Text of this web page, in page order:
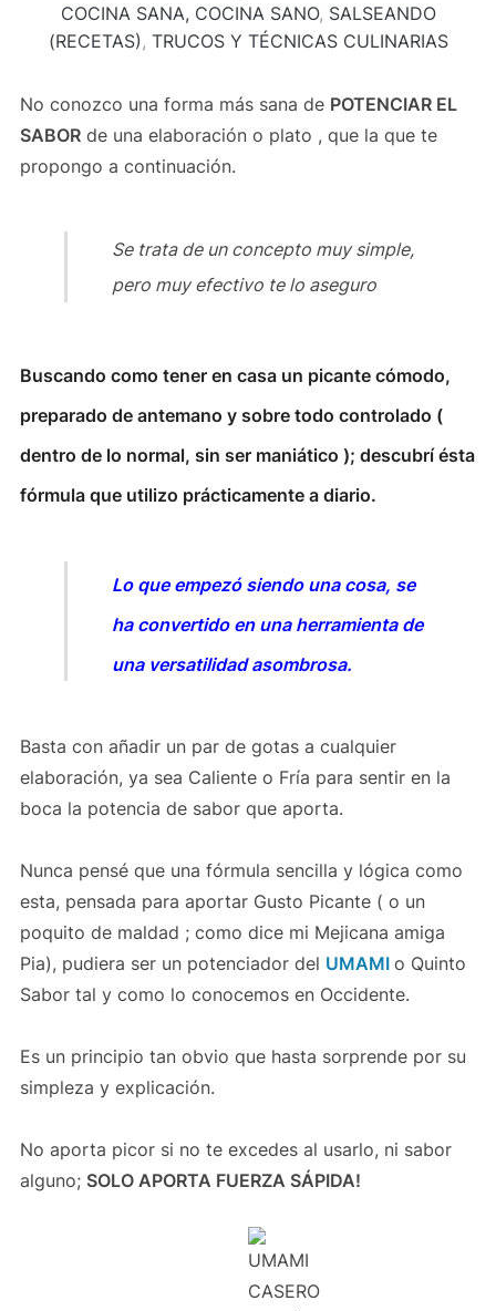
COCINA SANA, COCINA SANO, SALSEANDO
(RECETAS) , TRUCOS Y TÉCNICAS CULINARIAS
No conozco una forma más sana de POTENCIAR EL
SABORde una elaboración o plato , que la que te
propongo a continuación.
Se trata de un concepto muy simple,
pero muy efectivo te lo aseguro
Buscando como tener en casa un picante cómodo,
preparado de antemano y sobre todo controlado (
dentro de lo normal, sin ser maniático ); descubrí ésta
fórmula que utilizo prácticamente a diario.
Lo que empezó siendo una cosa, se
ha convertido en una herramienta de
una versatilidad asombrosa.
Basta con añadir un par de gotas a cualquier
elaboración, ya sea Caliente o Fría para sentir en la
boca la potencia de sabor que aporta.
Nunca pensé que una fórmula sencilla y lógica como
esta, pensada para aportar Gusto Picante ( o un
poquito de maldad ; como dice mi Mejicana amiga
Pia), pudiera ser un potenciador del UMAMI o Quinto
Sabor tal y como lo conocemos en Occidente.
Es un principio tan obvio que hasta sorprende por su
simpleza y explicación.
No aporta picor si no te excedes al usarlo, ni sabor
alguno; SOLO APORTA FUERZA SÁPIDA!